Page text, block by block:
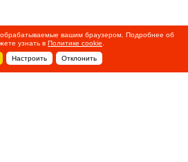
вашим браузером. Подробнее об
узнать в Политике cookie
Настроить Отклонить